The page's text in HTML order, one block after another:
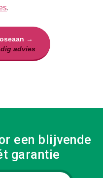
.
→
advies
een blijvende
garantie